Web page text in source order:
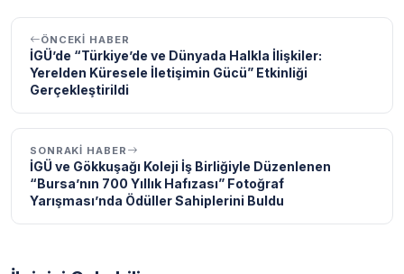
ÖNCEKI HABER
İGÜ’de “Türkiye’de ve Dünyada Halkla İlişkiler:
Yerelden Küresele İletişimin Gücü” Etkinliği
Gerçekleştirildi
SONRAKI HABER
İGÜ ve Gökkuşağı Koleji İş Birliğiyle Düzenlenen
“Bursa’nın 700 Yıllık Hafızası” Fotoğraf
Yarışması’nda Ödüller Sahiplerini Buldu